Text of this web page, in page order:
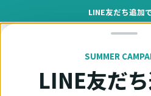
LINE友だち追加
SUMMER
LINE友だ
オットキャスト
車種適合確認 TOYOTA（トヨ